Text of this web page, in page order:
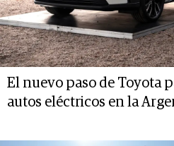
El nuevo paso de Toyota
autos eléctricos en la